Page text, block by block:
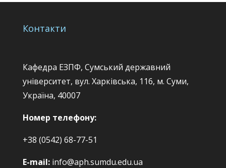
Контакти
Кафедра ЕЗПФ, Сумський державний
університет, вул. Харківська, 116, м. Суми,
Україна, 40007
Номер телефону:
+38 (0542) 68-77-51
E-mail:info@aph.sumdu.edu.ua